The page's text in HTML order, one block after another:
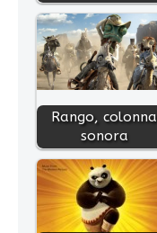
Rango, colonna
sonora